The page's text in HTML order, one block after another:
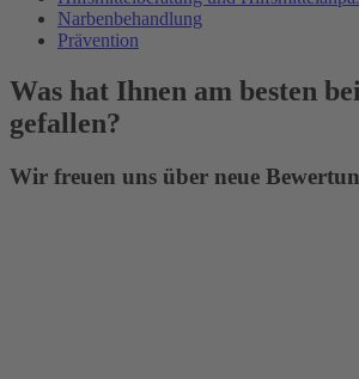
Narbenbehandlung
Prävention
Was hat Ihnen am besten
gefallen?
Wir freuen uns über neue